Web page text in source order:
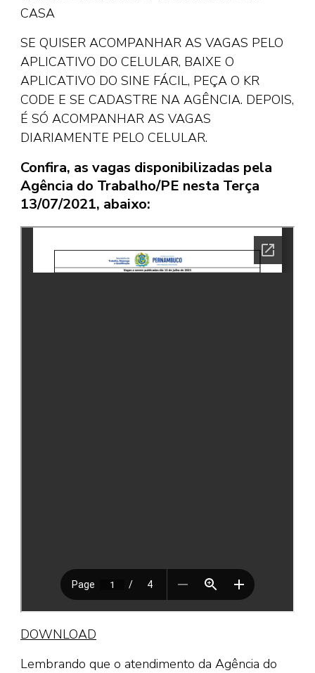
CASA
SE QUISER ACOMPANHAR AS VAGAS PELO
APLICATIVO DO CELULAR, BAIXE O
APLICATIVO DO SINE FÁCIL, PEÇA O KR
CODE E SE CADASTRE NA AGÊNCIA. DEPOIS,
É SÓ ACOMPANHAR AS VAGAS
DIARIAMENTE PELO CELULAR.
Confira, as vagas disponibilizadas pela
Agência do Trabalho/PE nesta Terça
13/07/2021, abaixo:
DOWNLOAD
Lembrando que o atendimento da Agência do